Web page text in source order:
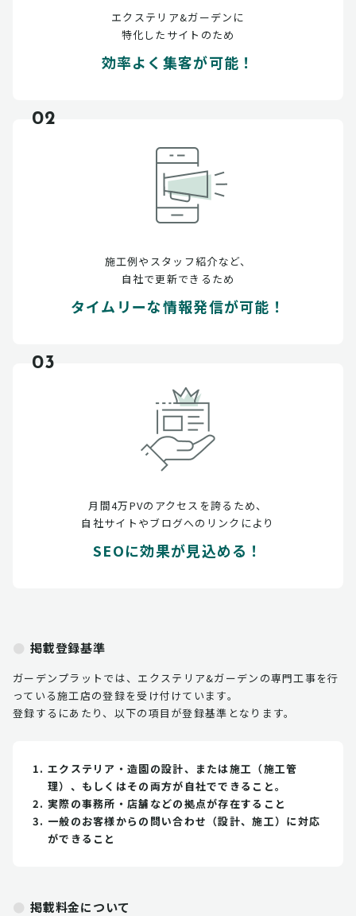
エクステリア&ガーデンに
特化したサイトのため
効率よく集客が可能！
02
施工例やスタッフ紹介など、
自社で更新できるため
タイムリーな情報発信が可能！
03
月間4万PVのアクセスを誇るため、
自社サイトやブログへのリンクにより
SEOに効果が見込める！
掲載登録基準
ガーデンプラットでは、エクステリア&ガーデンの専門工事を行
っている施工店の登録を受け付けています。
登録するにあたり、以下の項目が登録基準となります。
エクステリア・造園の設計、または施工（施工管
理）、もしくはその両方が自社でできること。
実際の事務所・店舗などの拠点が存在すること
一般のお客様からの問い合わせ（設計、施工）に対応
ができること
掲載料金について